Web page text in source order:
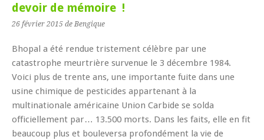
devoir de mémoire !
26 février 2015 de Bengique
Bhopal a été rendue tristement célèbre par une
catastrophe meurtrière survenue le 3 décembre 1984.
Voici plus de trente ans, une importante fuite dans une
usine chimique de pesticides appartenant à la
multinationale américaine Union Carbide se solda
officiellement par… 13.500 morts. Dans les faits, elle en fit
beaucoup plus et bouleversa profondément la vie de